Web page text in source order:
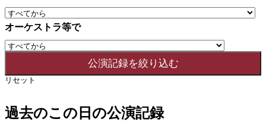
オーケストラ等で
リセット
過去のこの日の公演記録